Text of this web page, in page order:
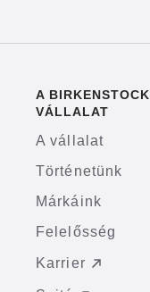
A BIRKENSTOCK
VÁLLALAT
A vállalat
Történetünk
Márkáink
Felelősség
Karrier